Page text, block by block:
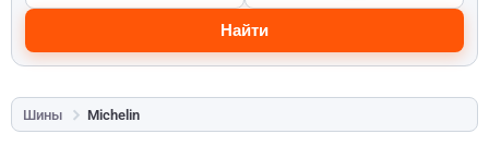
Найти
Шины Michelin